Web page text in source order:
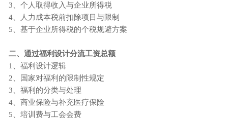
3、个人取得收入与企业所得税
4、人力成本税前扣除项目与限制
5、基于企业所得税的个税规避方案
二、通过福利设计分流工资总额
1、福利设计逻辑
2、国家对福利的限制性规定
3、福利的分类与处理
4、商业保险与补充医疗保险
5、培训费与工会会费